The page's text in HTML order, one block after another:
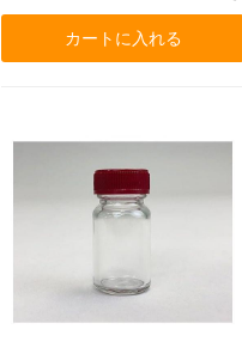
カートに入れる